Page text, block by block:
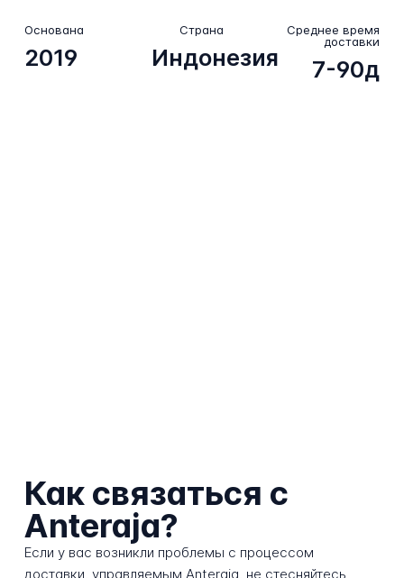
Основана
2019
Страна
Индонезия
Среднее время
доставки
7-90д
Как связаться с
Anteraja?
Если у вас возникли проблемы с процессом
доставки, управляемым Anteraja, не стесняйтесь